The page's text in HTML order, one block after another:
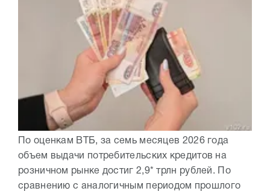
По оценкам ВТБ, за семь месяцев 2026 года
объем выдачи потребительских кредитов на
розничном рынке достиг 2,9* трлн рублей. По
сравнению с аналогичным периодом прошлого